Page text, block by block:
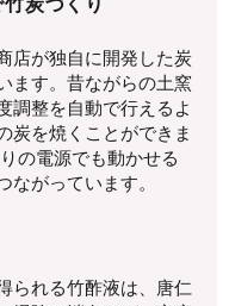
炭づくり
店が独自に開発した炭
ます。昔ながらの土窯
調整を自動で行えるよ
炭を焼くことができま
の電源でも動かせる
ながっています。
られる竹酢液は、唐仁